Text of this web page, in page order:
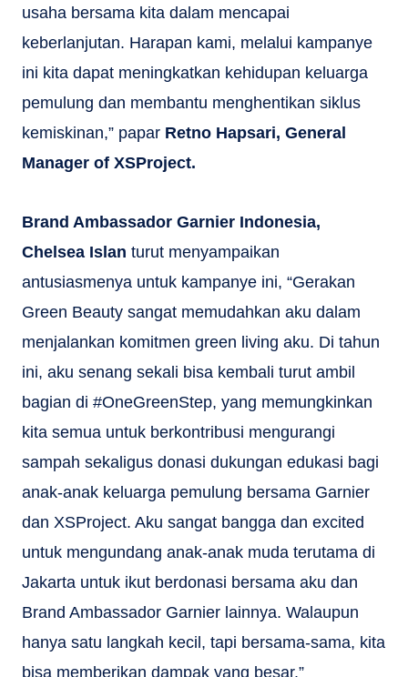
usaha bersama kita dalam mencapai
keberlanjutan. Harapan kami, melalui kampanye
ini kita dapat meningkatkan kehidupan keluarga
pemulung dan membantu menghentikan siklus
kemiskinan,” papar Retno Hapsari, General
Manager of XSProject.
Brand Ambassador Garnier Indonesia,
Chelsea Islan turut menyampaikan
antusiasmenya untuk kampanye ini, “Gerakan
Green Beauty sangat memudahkan aku dalam
menjalankan komitmen green living aku. Di tahun
ini, aku senang sekali bisa kembali turut ambil
bagian di #OneGreenStep, yang memungkinkan
kita semua untuk berkontribusi mengurangi
sampah sekaligus donasi dukungan edukasi bagi
anak-anak keluarga pemulung bersama Garnier
dan XSProject. Aku sangat bangga dan excited
untuk mengundang anak-anak muda terutama di
Jakarta untuk ikut berdonasi bersama aku dan
Brand Ambassador Garnier lainnya. Walaupun
hanya satu langkah kecil, tapi bersama-sama, kita
bisa memberikan dampak yang besar.”